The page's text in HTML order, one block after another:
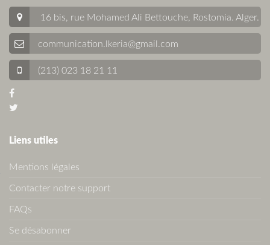
16 bis, rue Mohamed Ali Bettouche, Rostomia. Alger.
communication.lkeria@gmail.com
(213) 023 18 21 11
Liens utiles
Mentions légales
Contacter notre support
FAQs
Se désabonner